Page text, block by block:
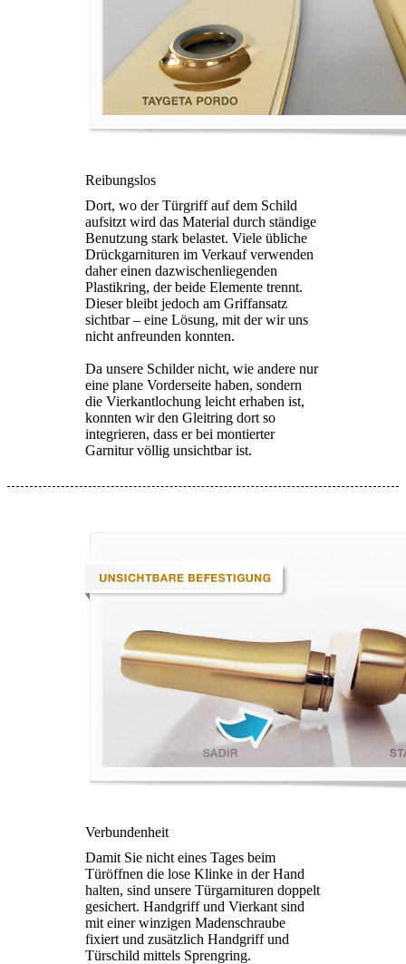
Reibungslos
Dort, wo der Türgriff auf dem Schild
aufsitzt wird das Material durch ständige
Benutzung stark belastet. Viele übliche
Drückgarnituren im Verkauf verwenden
daher einen dazwischenliegenden
Plastikring, der beide Elemente trennt.
Dieser bleibt jedoch am Griffansatz
sichtbar – eine Lösung, mit der wir uns
nicht anfreunden konnten.
Da unsere Schilder nicht, wie andere nur
eine plane Vorderseite haben, sondern
die Vierkantlochung leicht erhaben ist,
konnten wir den Gleitring dort so
integrieren, dass er bei montierter
Garnitur völlig unsichtbar ist.
Verbundenheit
Damit Sie nicht eines Tages beim
Türöffnen die lose Klinke in der Hand
halten, sind unsere Türgarnituren doppelt
gesichert. Handgriff und Vierkant sind
mit einer winzigen Madenschraube
fixiert und zusätzlich Handgriff und
Türschild mittels Sprengring.